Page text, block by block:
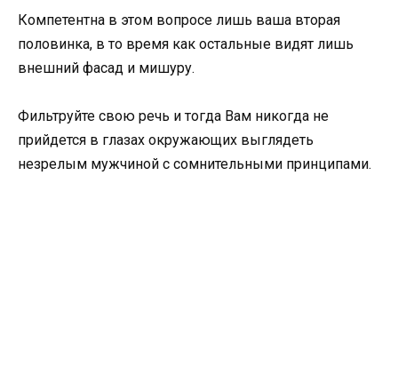
Компетентна в этом вопросе лишь ваша вторая
половинка, в то время как остальные видят лишь
внешний фасад и мишуру.
Фильтруйте свою речь и тогда Вам никогда не
прийдется в глазах окружающих выглядеть
незрелым мужчиной с сомнительными принципами.